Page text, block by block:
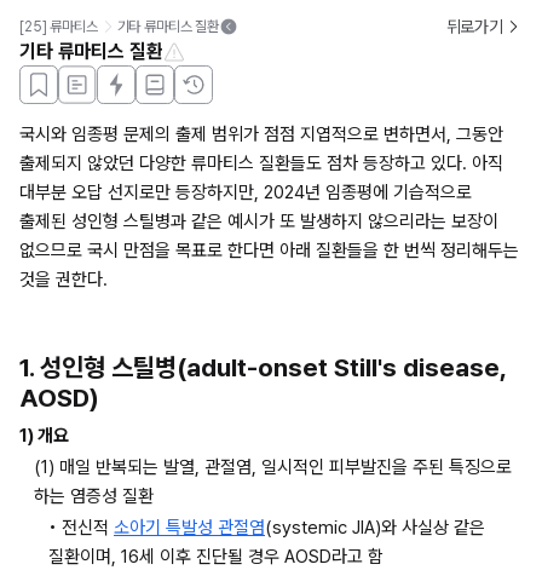
[25] 류마티스 기타 류마티스 질환 뒤로가기
기타 류마티스 질환
국시와 임종평 문제의 출제 범위가 점점 지엽적으로 변하면서, 그동안
출제되지 않았던 다양한 류마티스 질환들도 점차 등장하고 있다. 아직
대부분 오답 선지로만 등장하지만, 2024년 임종평에 기습적으로
출제된 성인형 스틸병과 같은 예시가 또 발생하지 않으리라는 보장이
없으므로 국시 만점을 목표로 한다면 아래 질환들을 한 번씩 정리해두는
것을 권한다.
1. 성인형 스틸병(adult-onset Still's disease,
AOSD)
1) 개요
(1) 매일 반복되는 발열, 관절염, 일시적인 피부발진을 주된 특징으로
하는 염증성 질환
• 전신적 소아기 특발성 관절염(systemic JIA)와 사실상 같은
질환이며, 16세 이후 진단될 경우 AOSD라고 함